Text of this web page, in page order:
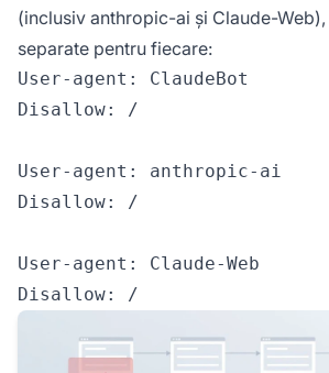
(inclusiv anthropic-ai și Claude-
separate pentru fiecare:
User-agent: ClaudeBot
Disallow: /
User-agent: anthropic-ai
Disallow: /
User-agent: Claude-Web